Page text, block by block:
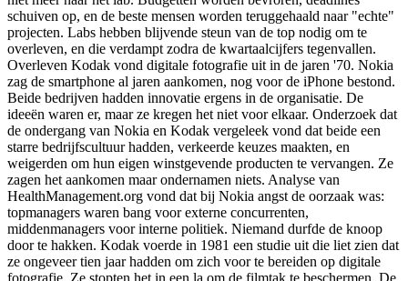
schuiven op, en de beste mensen worden teruggehaald naar "echte"
projecten. Labs hebben blijvende steun van de top nodig om te
overleven, en die verdampt zodra de kwartaalcijfers tegenvallen.
Overleven Kodak vond digitale fotografie uit in de jaren '70. Nokia
zag de smartphone al jaren aankomen, nog voor de iPhone bestond.
Beide bedrijven hadden innovatie ergens in de organisatie. De
ideeën waren er, maar ze kregen het niet voor elkaar. Onderzoek dat
de ondergang van Nokia en Kodak vergeleek vond dat beide een
starre bedrijfscultuur hadden, verkeerde keuzes maakten, en
weigerden om hun eigen winstgevende producten te vervangen. Ze
zagen het aankomen maar ondernamen niets. Analyse van
HealthManagement.org vond dat bij Nokia angst de oorzaak was:
topmanagers waren bang voor externe concurrenten,
middenmanagers voor interne politiek. Niemand durfde de knoop
door te hakken. Kodak voerde in 1981 een studie uit die liet zien dat
ze ongeveer tien jaar hadden om zich voor te bereiden op digitale